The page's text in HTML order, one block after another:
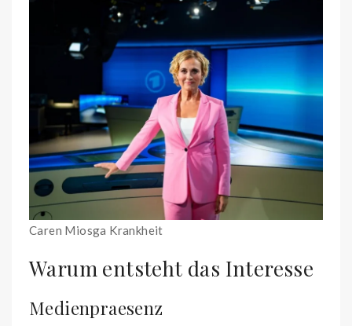
Caren Miosga Krankheit
Warum entsteht das Interesse
Medienpraesenz